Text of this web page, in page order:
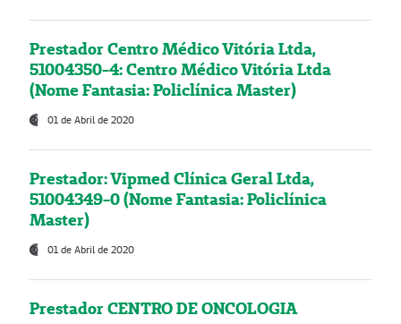
Prestador Centro Médico Vitória Ltda,
51004350-4: Centro Médico Vitória Ltda
(Nome Fantasia: Policlínica Master)
01 de Abril de 2020
Prestador: Vipmed Clínica Geral Ltda,
51004349-0 (Nome Fantasia: Policlínica
Master)
01 de Abril de 2020
Prestador CENTRO DE ONCOLOGIA